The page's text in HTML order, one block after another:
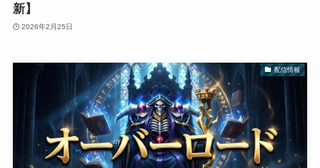
新】
2026年2月25日
配信情報